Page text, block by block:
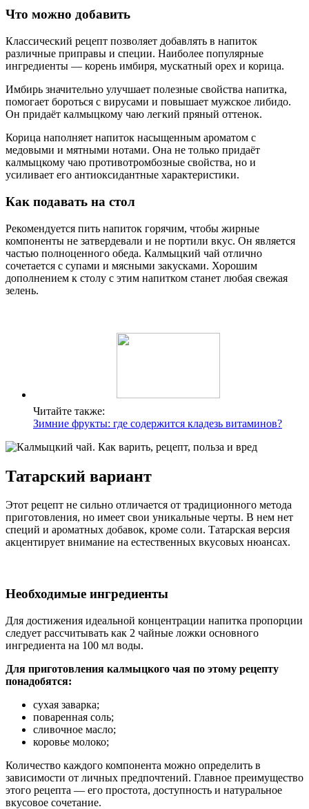
Что можно добавить
Классический рецепт позволяет добавлять в напиток
различные приправы и специи. Наиболее популярные
ингредиенты — корень имбиря, мускатный орех и корица.
Имбирь значительно улучшает полезные свойства напитка,
помогает бороться с вирусами и повышает мужское либидо.
Он придаёт калмыцкому чаю легкий пряный оттенок.
Корица наполняет напиток насыщенным ароматом с
медовыми и мятными нотами. Она не только придаёт
калмыцкому чаю противотромбозные свойства, но и
усиливает его антиоксидантные характеристики.
Как подавать на стол
Рекомендуется пить напиток горячим, чтобы жирные
компоненты не затвердевали и не портили вкус. Он является
частью полноценного обеда. Калмыцкий чай отлично
сочетается с супами и мясными закусками. Хорошим
дополнением к столу с этим напитком станет любая свежая
зелень.
Читайте также:
Зимние фрукты: где содержится кладезь витаминов?
Татарский вариант
Этот рецепт не сильно отличается от традиционного метода
приготовления, но имеет свои уникальные черты. В нем нет
специй и ароматных добавок, кроме соли. Татарская версия
акцентирует внимание на естественных вкусовых нюансах.
Необходимые ингредиенты
Для достижения идеальной концентрации напитка пропорции
следует рассчитывать как 2 чайные ложки основного
ингредиента на 100 мл воды.
Для приготовления калмыцкого чая по этому рецепту
понадобятся:
сухая заварка;
поваренная соль;
сливочное масло;
коровье молоко;
Количество каждого компонента можно определить в
зависимости от личных предпочтений. Главное преимущество
этого рецепта — его простота, доступность и натуральное
вкусовое сочетание.